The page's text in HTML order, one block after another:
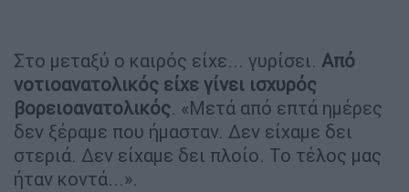
Στο μεταξύ ο καιρός είχε... γυρίσει. Από
νοτιοανατολικός είχε γίνει ισχυρός
βορειοανατολικός. «Μετά από επτά ημέρες
δεν ξέραμε που ήμασταν. Δεν είχαμε δει
στεριά. Δεν είχαμε δει πλοίο. Το τέλος μας
ήταν κοντά...».